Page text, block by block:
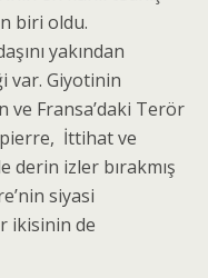
biri oldu.
yakından
var. Giyotinin
Fransa’daki Terör
İttihat ve
derin izler bırakmış
siyasi
ikisinin de